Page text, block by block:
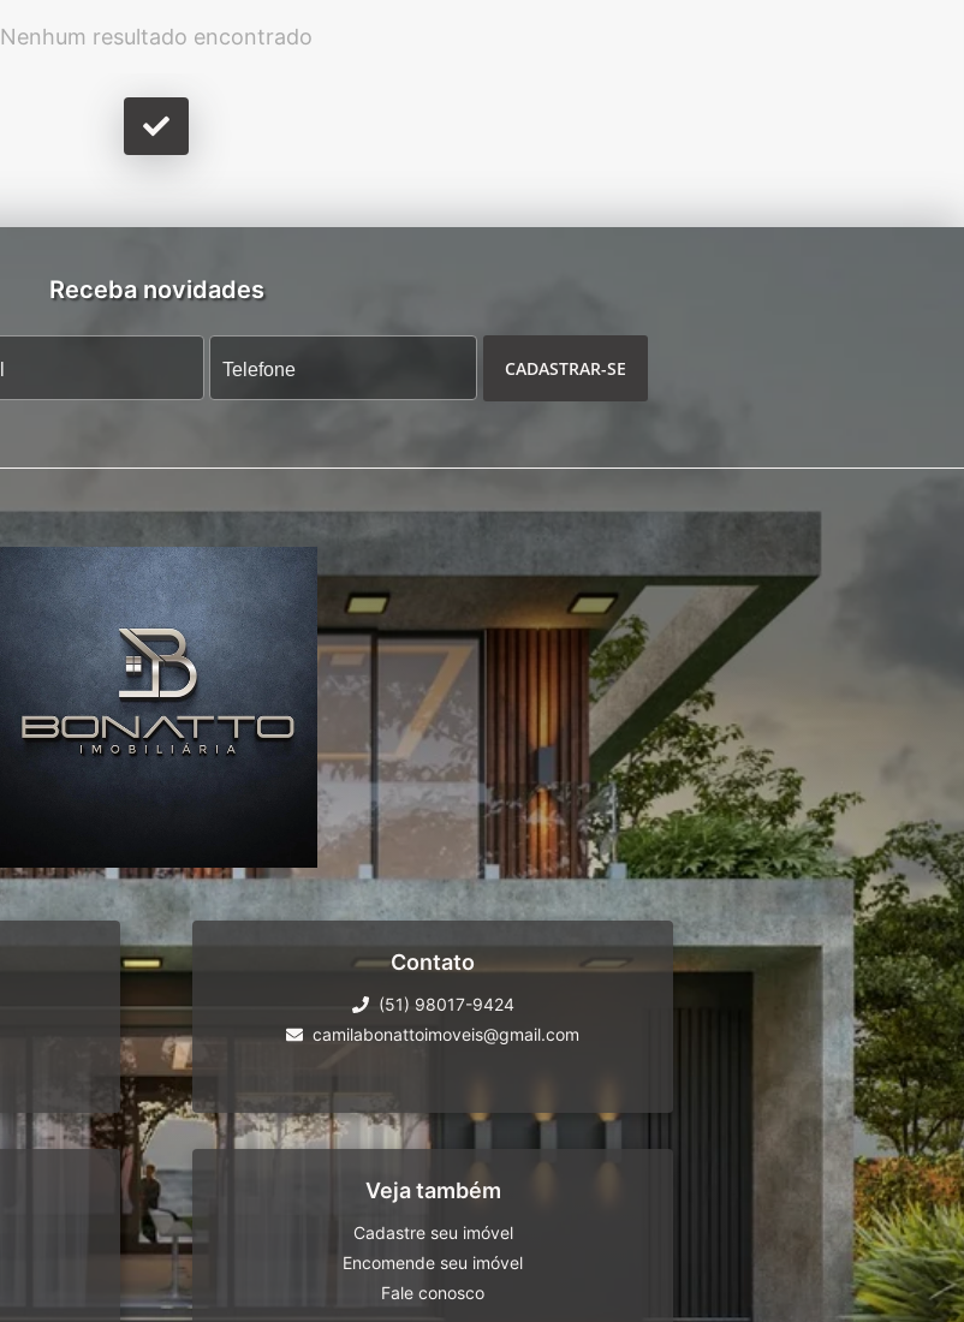
Nenhum resultado encontrado
Receba novidades
CADASTRAR-SE
Contato
(51) 98017-9424
camilabonattoimoveis@gmail.com
Veja também
Cadastre seu imóvel
Encomende seu imóvel
Fale conosco